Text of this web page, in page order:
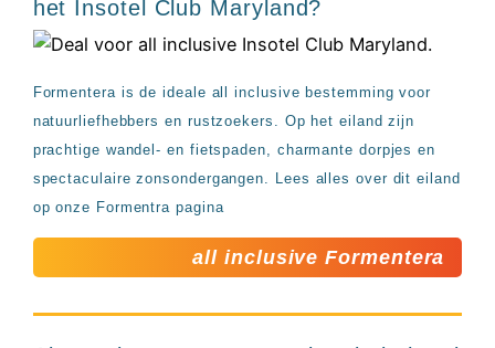
het Insotel Club Maryland?
Formentera is de ideale all inclusive bestemming voor
natuurliefhebbers en rustzoekers. Op het eiland zijn
prachtige wandel- en fietspaden, charmante dorpjes en
spectaculaire zonsondergangen. Lees alles over dit eiland
op onze Formentra pagina
all inclusive Formentera